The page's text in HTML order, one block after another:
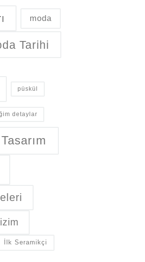
moda
Tarihi
püskül
detaylar
Tasarım
İlk Seramikçi